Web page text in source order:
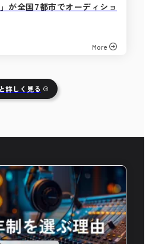
が全国7都市でオーディショ
More
詳しく見る